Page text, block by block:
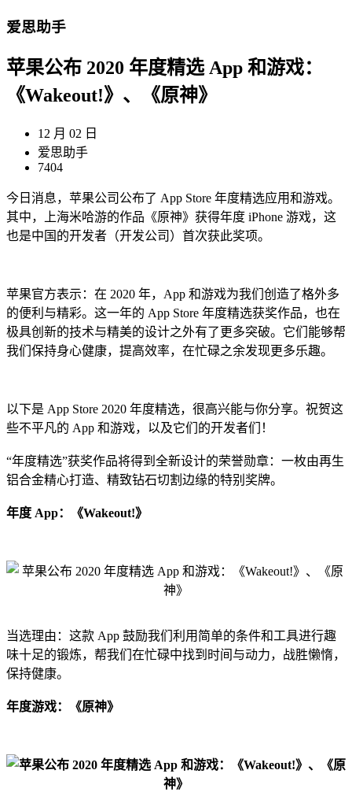
爱思助手
苹果公布 2020 年度精选 App 和游戏：
《Wakeout!》、《原神》
12 月 02 日
爱思助手
7404
今日消息，苹果公司公布了 App Store 年度精选应用和游戏。
其中，上海米哈游的作品《原神》获得年度 iPhone 游戏，这
也是中国的开发者（开发公司）首次获此奖项。
苹果官方表示：在 2020 年，App 和游戏为我们创造了格外多
的便利与精彩。这一年的 App Store 年度精选获奖作品，也在
极具创新的技术与精美的设计之外有了更多突破。它们能够帮
我们保持身心健康，提高效率，在忙碌之余发现更多乐趣。
以下是 App Store 2020 年度精选，很高兴能与你分享。祝贺这
些不平凡的 App 和游戏，以及它们的开发者们！
“年度精选”获奖作品将得到全新设计的荣誉勋章：一枚由再生
铝合金精心打造、精致钻石切割边缘的特别奖牌。
年度 App：《Wakeout!》
当选理由：这款 App 鼓励我们利用简单的条件和工具进行趣
味十足的锻炼，帮我们在忙碌中找到时间与动力，战胜懒惰，
保持健康。
年度游戏：《原神》